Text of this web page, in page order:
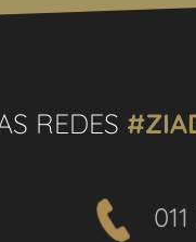
REDES